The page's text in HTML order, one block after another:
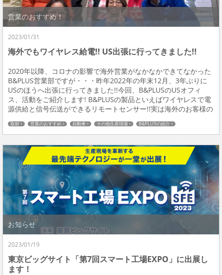
営業のおすすめ！
2023/01/31
海外でもワイヤレス給電!! US出張に行ってきました!!
2020年以降、コロナの影響で海外営業がなかなかできてなかった
B&PLUS営業部ですが・・・昨年2022年の年末12月、3年ぶりに
USのほうへ出張に行ってきました!!今回、B&PLUSのUSオフィ
ス、活動をご紹介します! B&PLUSの製品といえばワイヤレスで電
源供給と信号伝送ができるリモートセンサー!!実は海外のお客様の
に自動車メーカー...
取材 営業のおすすめ 自動車 その他生産現場 B&PLUSの紹介
お知らせ
2023/01/19
東京ビッグサイト「第7回スマート工場EXPO」に出展し
ます！